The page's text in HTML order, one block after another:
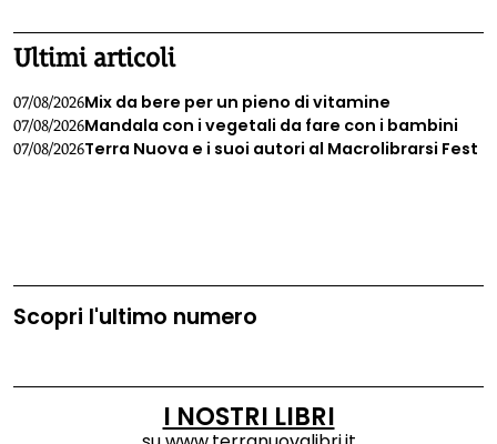
Ultimi articoli
07/08/2026Mix da bere per un pieno di vitamine
07/08/2026Mandala con i vegetali da fare con i bambini
07/08/2026Terra Nuova e i suoi autori al Macrolibrarsi Fest
Scopri l'ultimo numero
I NOSTRI LIBRI